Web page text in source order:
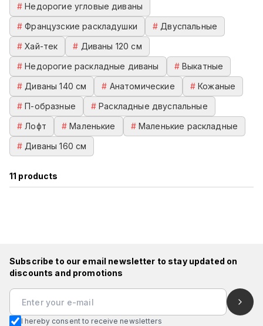
#Недорогие угловые диваны
#Французские раскладушки # Двуспальные
#Хай-тек # Диваны 120 см
#Недорогие раскладные диваны # Выкатные
# Диваны 140 см # Анатомические #Кожаные
#П-образные #Раскладные двуспальные
# Лофт #Маленькие # Маленькие раскладные
# Диваны 160 см
11 products
Subscribe to our email newsletter to stay updated on
discounts and promotions
I hereby consent to receive newsletters